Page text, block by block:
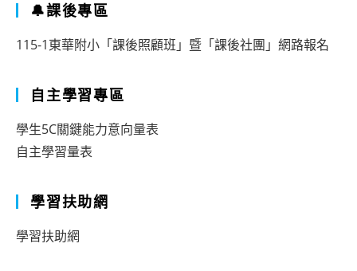
🔔課後專區
115-1東華附小「課後照顧班」暨「課後社團」網路報名
自主學習專區
學生5C關鍵能力意向量表
自主學習量表
學習扶助網
學習扶助網